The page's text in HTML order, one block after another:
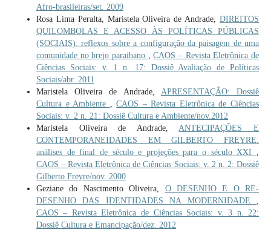
Afro-brasileiras/set. 2009
Rosa Lima Peralta, Maristela Oliveira de Andrade,DIREITOS
QUILOMBOLAS E ACESSO ÀS POLÍTICAS PÚBLICAS
(SOCIAIS): reflexos sobre a configuração da paisagem de uma
comunidade no brejo paraibano
,CAOS – Revista Eletrônica de
Ciências Sociais: v. 1 n. 17: Dossiê Avaliação de Políticas
Sociais/abr. 2011
Maristela Oliveira de Andrade, APRESENTAÇÃO: Dossiê
Cultura e Ambiente
,CAOS – Revista Eletrônica de Ciências
Sociais: v. 2 n. 21: Dossiê Cultura e Ambiente/nov.2012
Maristela Oliveira de Andrade, ANTECIPAÇÕES E
CONTEMPORANEIDADES EM GILBERTO FREYRE:
análises de final de século e projeções para o século XXI
CAOS – Revista Eletrônica de Ciências Sociais: v. 2 n. 2: Dossiê
Gilberto Freyre/nov. 2000
Geziane do Nascimento Oliveira, O DESENHO E O RE-
DESENHO DAS IDENTIDADES NA MODERNIDADE
CAOS – Revista Eletrônica de Ciências Sociais: v. 3 n. 22:
Dossiê Cultura e Emancipação/dez. 2012